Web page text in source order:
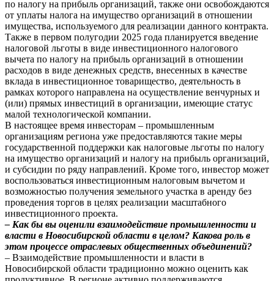
по налогу на прибыль организаций, также они освобождаются
от уплаты налога на имущество организаций в отношении
имущества, используемого для реализации данного контракта.
Также в первом полугодии 2025 года планируется введение
налоговой льготы в виде инвестиционного налогового
вычета по налогу на прибыль организаций в отношении
расходов в виде денежных средств, внесенных в качестве
вклада в инвестиционное товарищество, деятельность в
рамках которого направлена на осуществление венчурных и
(или) прямых инвестиций в организации, имеющие статус
малой технологической компании.
В настоящее время инвесторам – промышленным
организациям региона уже предоставляются такие меры
государственной поддержки как налоговые льготы по налогу
на имущество организаций и налогу на прибыль организаций,
и субсидии по ряду направлений. Кроме того, инвестор может
воспользоваться инвестиционным налоговым вычетом и
возможностью получения земельного участка в аренду без
проведения торгов в целях реализации масштабного
инвестиционного проекта.
– Как бы вы оценили взаимодействие промышленности и
власти в Новосибирской области в целом? Какова роль в
этом процессе отраслевых общественных объединений?
– Взаимодействие промышленности и власти в
Новосибирской области традиционно можно оценить как